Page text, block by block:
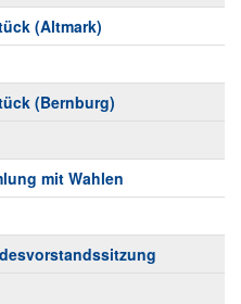
(Altmark)
(Bernburg)
mit Wahlen